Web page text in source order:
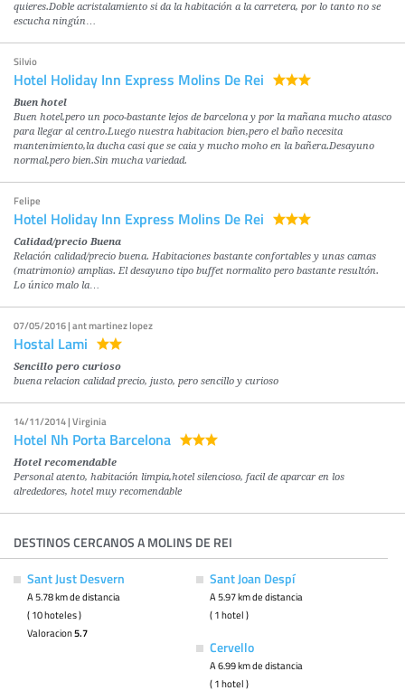
quieres.Doble acristalamiento si da la habitación a la carretera, por lo tanto no se
escucha ningún…
Silvio
Hotel Holiday Inn Express Molins De Rei
Buen hotel
Buen hotel,pero un poco-bastante lejos de barcelona y por la mañana mucho atasco
para llegar al centro.Luego nuestra habitacion bien,pero el baño necesita
mantenimiento,la ducha casi que se caia y mucho moho en la bañera.Desayuno
normal,pero bien.Sin mucha variedad.
Felipe
Hotel Holiday Inn Express Molins De Rei
Calidad/precio Buena
Relación calidad/precio buena. Habitaciones bastante confortables y unas camas
(matrimonio) amplias. El desayuno tipo buffet normalito pero bastante resultón.
Lo único malo la…
07/05/2016 | ant martinez lopez
Hostal Lami
Sencillo pero curioso
buena relacion calidad precio, justo, pero sencillo y curioso
14/11/2014 | Virginia
Hotel Nh Porta Barcelona
Hotel recomendable
Personal atento, habitación limpia,hotel silencioso, facil de aparcar en los
alrededores, hotel muy recomendable
DESTINOS CERCANOS A MOLINS DE REI
Sant Just Desvern
A 5.78 km de distancia
( 10 hoteles )
Valoracion5.7
Sant Joan Despí
A 5.97 km de distancia
( 1 hotel )
Cervello
A 6.99 km de distancia
( 1 hotel )